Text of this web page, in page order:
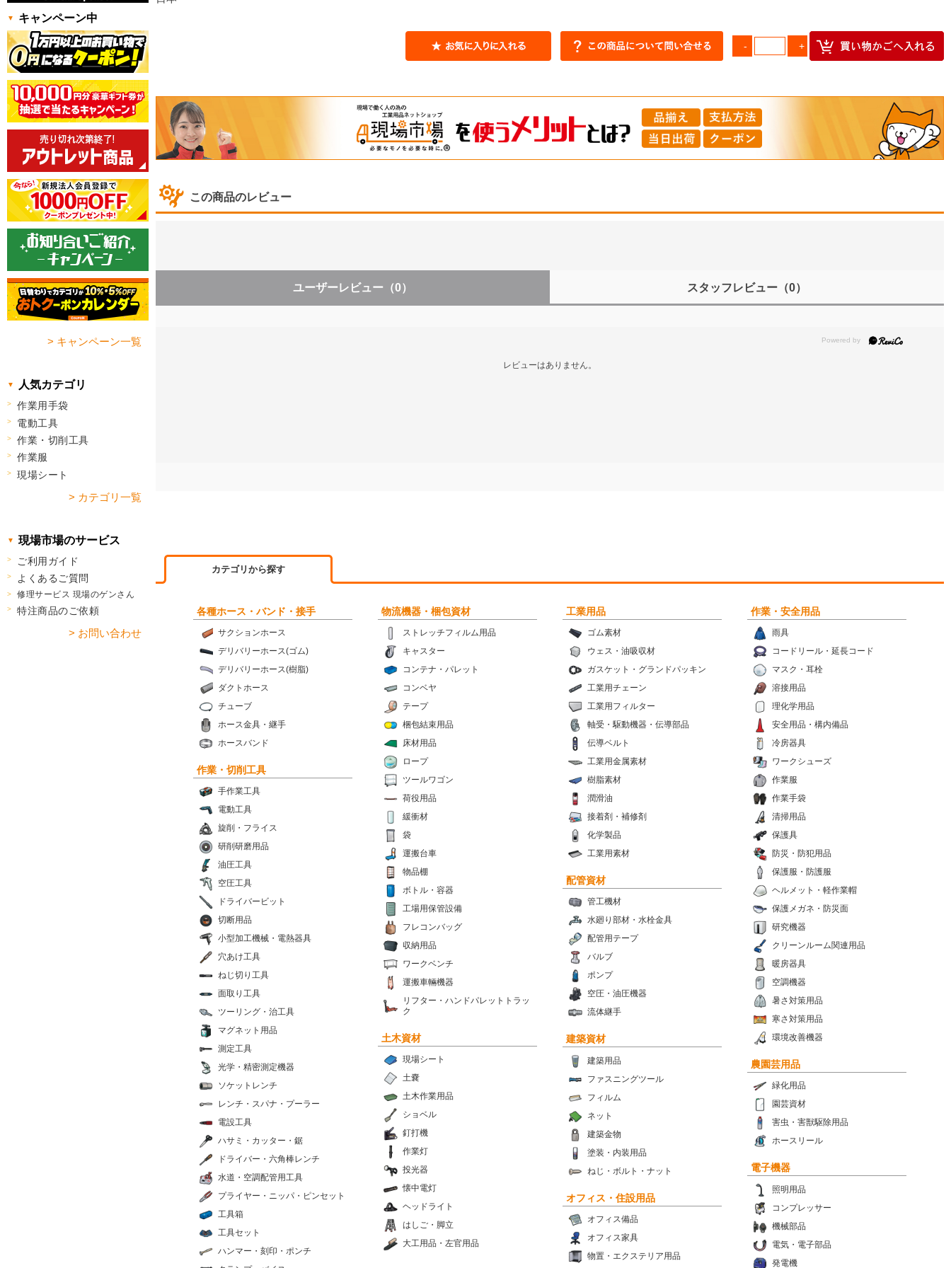
この商品のレビュー
ユーザーレビュー （0） スタッフレビュー （0）
レビューはありません。
カテゴリから探す
各種ホース・バンド・接手
サクションホース
デリバリーホース(ゴム)
デリバリーホース(樹脂)
ダクトホース
チューブ
ホース金具・継手
ホースバンド
物流機器・梱包資材
ストレッチフィルム用品
キャスター
コンテナ・パレット
コンベヤ
テープ
梱包結束用品
床材用品
ロープ
ツールワゴン
荷役用品
緩衝材
袋
運搬台車
物品棚
ボトル・容器
工場用保管設備
フレコンバッグ
収納用品
ワークベンチ
運搬車輛機器
リフター・ハンドパレットトラッ
ク
工業用品
ゴム素材
ウェス・油吸収材
ガスケット・グランドパッキン
工業用チェーン
工業用フィルター
軸受・駆動機器・伝導部品
伝導ベルト
工業用金属素材
樹脂素材
潤滑油
接着剤・補修剤
化学製品
工業用素材
作業・安全用品
雨具
コードリール・延長コード
マスク・耳栓
溶接用品
理化学用品
安全用品・構内備品
冷房器具
ワークシューズ
作業服
作業手袋
清掃用品
保護具
防災・防犯用品
保護服・防護服
ヘルメット・軽作業帽
保護メガネ・防災面
研究機器
クリーンルーム関連用品
暖房器具
空調機器
暑さ対策用品
寒さ対策用品
環境改善機器
作業・切削工具
手作業工具
電動工具
旋削・フライス
研削研磨用品
油圧工具
空圧工具
ドライバービット
切断用品
小型加工機械・電熱器具
穴あけ工具
ねじ切り工具
面取り工具
ツーリング・治工具
マグネット用品
測定工具
光学・精密測定機器
ソケットレンチ
レンチ・スパナ・プーラー
電設工具
ハサミ・カッター・鋸
ドライバー・六角棒レンチ
水道・空調配管用工具
プライヤー・ニッパ・ピンセット
工具箱
工具セット
ハンマー・刻印・ポンチ
配管資材
管工機材
水廻り部材・水栓金具
配管用テープ
バルブ
ポンプ
空圧・油圧機器
流体継手
土木資材
現場シート
土嚢
土木作業用品
ショベル
釘打機
作業灯
投光器
懐中電灯
ヘッドライト
はしご・脚立
大工用品・左官用品
建築資材
建築用品
ファスニングツール
フィルム
ネット
建築金物
塗装・内装用品
ねじ・ボルト・ナット
農園芸用品
緑化用品
園芸資材
害虫・害獣駆除用品
ホースリール
電子機器
照明用品
コンプレッサー
機械部品
電気・電子部品
発電機
オフィス・住設用品
オフィス備品
オフィス家具
物置・エクステリア用品
キャンペーン中
> キャンペーン一覧
人気カテゴリ
作業用手袋
電動工具
作業・切削工具
作業服
現場シート
> カテゴリ一覧
現場市場のサービス
ご利用ガイド
よくあるご質問
修理サービス 現場のゲンさん
特注商品のご依頼
> お問い合わせ